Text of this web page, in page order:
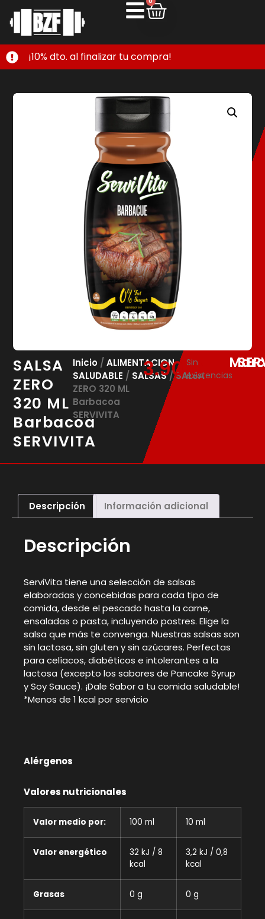
¡10% dto. al finalizar tu compra!
SALSA
ZERO
320 ML
Barbacoa
SERVIVITA
Inicio/ALIMENTACION
SALUDABLE / SALSAS/ SALSA
ZERO 320 ML
Barbacoa
SERVIVITA
3.90€
Sin
existencias
Descripción Información adicional
Descripción
ServiVita tiene una selección de salsas
elaboradas y concebidas para cada tipo de
comida, desde el pescado hasta la carne,
ensaladas o pasta, incluyendo postres. Elige la
salsa que más te convenga. Nuestras salsas son
sin lactosa, sin gluten y sin azúcares. Perfectas
para celíacos, diabéticos e intolerantes a la
lactosa (excepto los sabores de Pancake Syrup
y Soy Sauce). ¡Dale Sabor a tu comida saludable!
*Menos de 1 kcal por servicio
Alérgenos
Valores nutricionales
Valor medio por: 100 ml 10 ml
Valor energético
32 kJ / 8
kcal
3,2 kJ / 0,8
kcal
Grasas 0 g 0 g